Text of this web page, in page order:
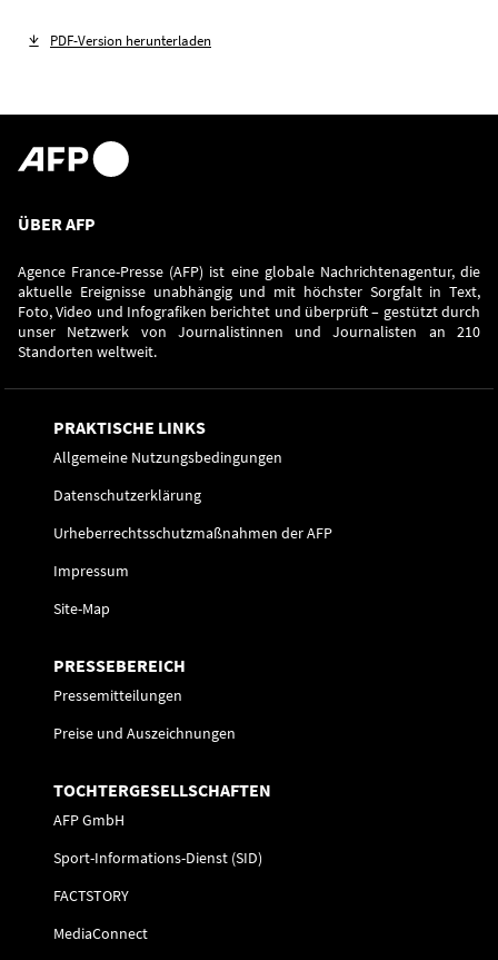
PDF-Version herunterladen
ÜBER AFP
Agence France-Presse (AFP) ist eine globale Nachrichtenagentur, die
aktuelle Ereignisse unabhängig und mit höchster Sorgfalt in Text,
Foto, Video und Infografiken berichtet und überprüft – gestützt durch
unser Netzwerk von Journalistinnen und Journalisten an 210
Standorten weltweit.
PRAKTISCHE LINKS
Allgemeine Nutzungsbedingungen
Datenschutzerklärung
Urheberrechtsschutzmaßnahmen der AFP
Impressum
Site-Map
PRESSEBEREICH
Pressemitteilungen
Preise und Auszeichnungen
TOCHTERGESELLSCHAFTEN
AFP GmbH
Sport-Informations-Dienst (SID)
FACTSTORY
MediaConnect